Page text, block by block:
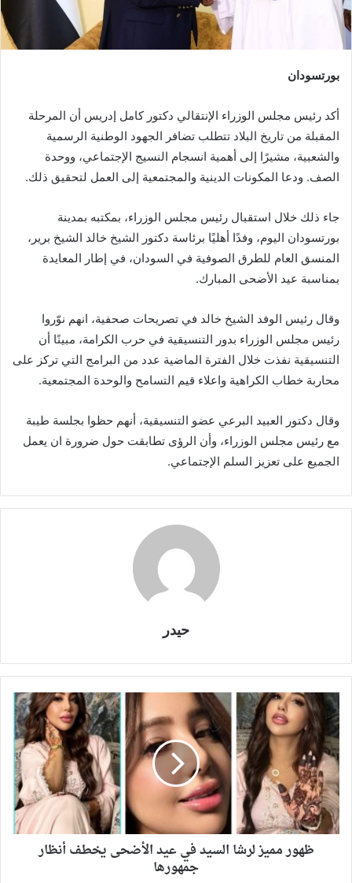
بورتسودان
أكد رئيس مجلس الوزراء الإنتقالي دكتور كامل إدريس أن المرحلة
المقبلة من تاريخ البلاد تتطلب تضافر الجهود الوطنية الرسمية
والشعبية، مشيرًا إلى أهمية انسجام النسيج الإجتماعي، ووحدة
الصف. ودعا المكونات الدينية والمجتمعية إلى العمل لتحقيق ذلك.
جاء ذلك خلال استقبال رئيس مجلس الوزراء، بمكتبه بمدينة
بورتسودان اليوم، وفدًا أهليًا برئاسة دكتور الشيخ خالد الشيخ برير،
المنسق العام للطرق الصوفية في السودان، في إطار المعايدة
بمناسبة عيد الأضحى المبارك.
وقال رئيس الوفد الشيخ خالد في تصريحات صحفية، انهم نوّروا
رئيس مجلس الوزراء بدور التنسيقية في حرب الكرامة، مبينًا أن
التنسيقية نفذت خلال الفترة الماضية عدد من البرامج التي تركز على
محاربة خطاب الكراهية واعلاء قيم التسامح والوحدة المجتمعية.
وقال دكتور العبيد البرعي عضو التنسيقية، أنهم حظوا بجلسة طيبة
مع رئيس مجلس الوزراء، وأن الرؤى تطابقت حول ضرورة ان يعمل
الجميع على تعزيز السلم الإجتماعي.
حيدر
ظهور مميز لرشا السيد في عيد الأضحى يخطف أنظار
جمهورها